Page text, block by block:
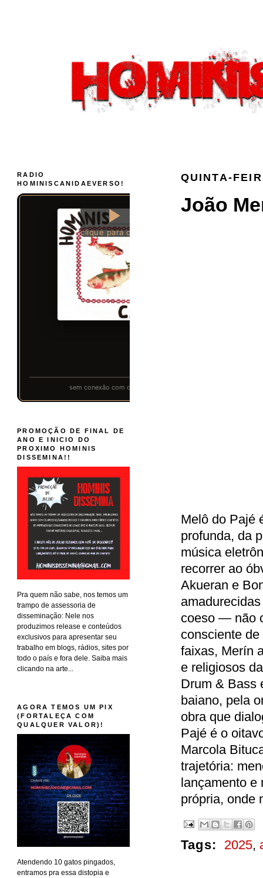
QUINTA-
João
Melô do Pajé
profunda, da
música
recorrer ao
Akueran e
coeso — não
consciente
faixas, Merín
e religiosos
Drum & Bass
baiano, pela
obra que
Pajé é o
Marcola
trajetória:
lançamento
própria, onde
Tags: 2025,
RADIO
HOMINISCANIDAEVERSO!
PROMOÇÃO DE FINAL DE
ANO E INICIO DO
PROXIMO HOMINIS
DISSEMINA!!
Pra quem não sabe, nos temos um
trampo de assessoria de
disseminação: Nele nos
produzimos release e conteúdos
exclusivos para apresentar seu
trabalho em blogs, rádios, sites por
todo o país e fora dele. Saiba mais
clicando na arte...
AGORA TEMOS UM PIX
(FORTALEÇA COM
QUALQUER VALOR)!
Atendendo 10 gatos pingados,
entramos pra essa distopia e